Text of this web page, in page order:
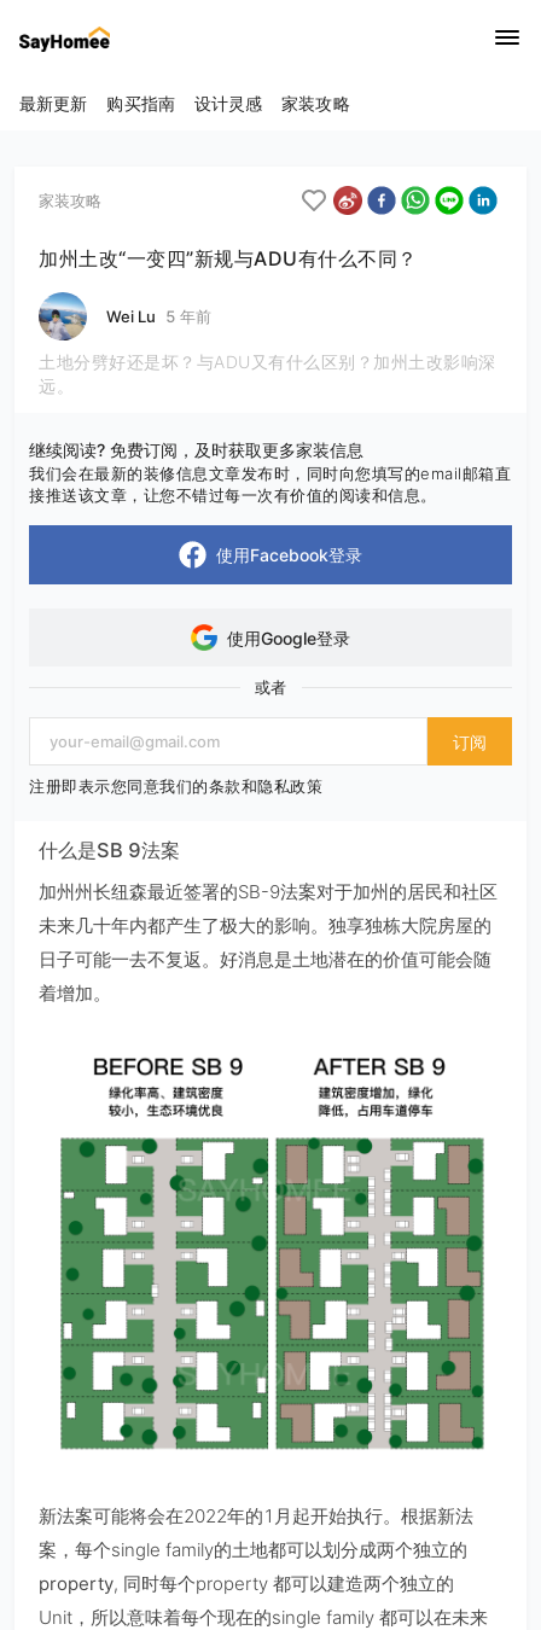
最新更新 购买指南 设计灵感 家装攻略
家装攻略
加州土改“一变四”新规与ADU有什么不同？
Wei Lu 5 年前
土地分劈好还是坏？与ADU又有什么区别？加州土改影响深
远。
继续阅读? 免费订阅，及时获取更多家装信息
我们会在最新的装修信息文章发布时，同时向您填写的email邮箱直
接推送该文章，让您不错过每一次有价值的阅读和信息。
使用Facebook登录
使用Google登录
或者
订阅
注册即表示您同意我们的条款和隐私政策
什么是SB 9法案
加州州长纽森最近签署的SB-9法案对于加州的居民和社区
未来几十年内都产生了极大的影响。独享独栋大院房屋的
日子可能一去不复返。好消息是土地潜在的价值可能会随
着增加。
新法案可能将会在2022年的1月起开始执行。根据新法
案，每个single family的土地都可以划分成两个独立的
property, 同时每个property 都可以建造两个独立的
Unit，所以意味着每个现在的single family 都可以在未来